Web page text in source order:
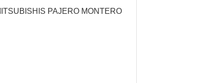
PAJERO MONTERO